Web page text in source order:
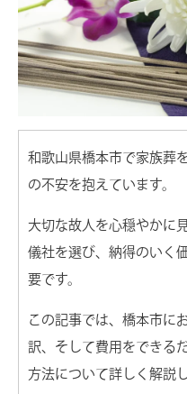
セレモニーホール 天雫 は
├ 2階家族葬ホール
└ 3階家族葬小ホール
├ 1階家族葬小ホール
└ 2階家族葬ホール
河内長野市営斎場 金剛霊殿
かつらぎ斎場
りんかん斎場ホール
和歌山県橋本市で家族葬
の不安を抱えています。
大切な故人を心穏やかに
儀社を選び、納得のいく
要です。
この記事では、橋本市に
訳、そして費用をできる
方法について詳しく解説し